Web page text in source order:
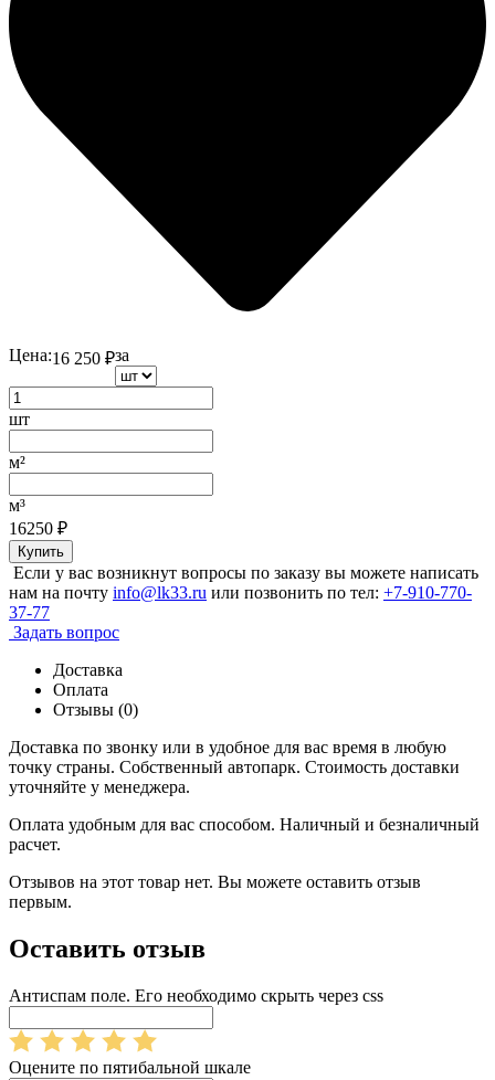
Цена:16 250 ₽за
шт
м²
м³
16250 ₽
Купить
Если у вас возникнут вопросы по заказу вы можете написать
нам на почту info@lk33.ru или позвонить по тел: +7-910-770-
37-77
Задать вопрос
Доставка
Оплата
Отзывы (0)
Доставка по звонку или в удобное для вас время в любую
точку страны. Собственный автопарк. Стоимость доставки
уточняйте у менеджера.
Оплата удобным для вас способом. Наличный и безналичный
расчет.
Отзывов на этот товар нет. Вы можете оставить отзыв
первым.
Оставить отзыв
Антиспам поле. Его необходимо скрыть через css
Оцените по пятибальной шкале